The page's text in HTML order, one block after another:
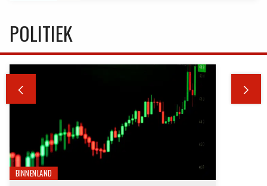
POLITIEK
 
BINNENLAND